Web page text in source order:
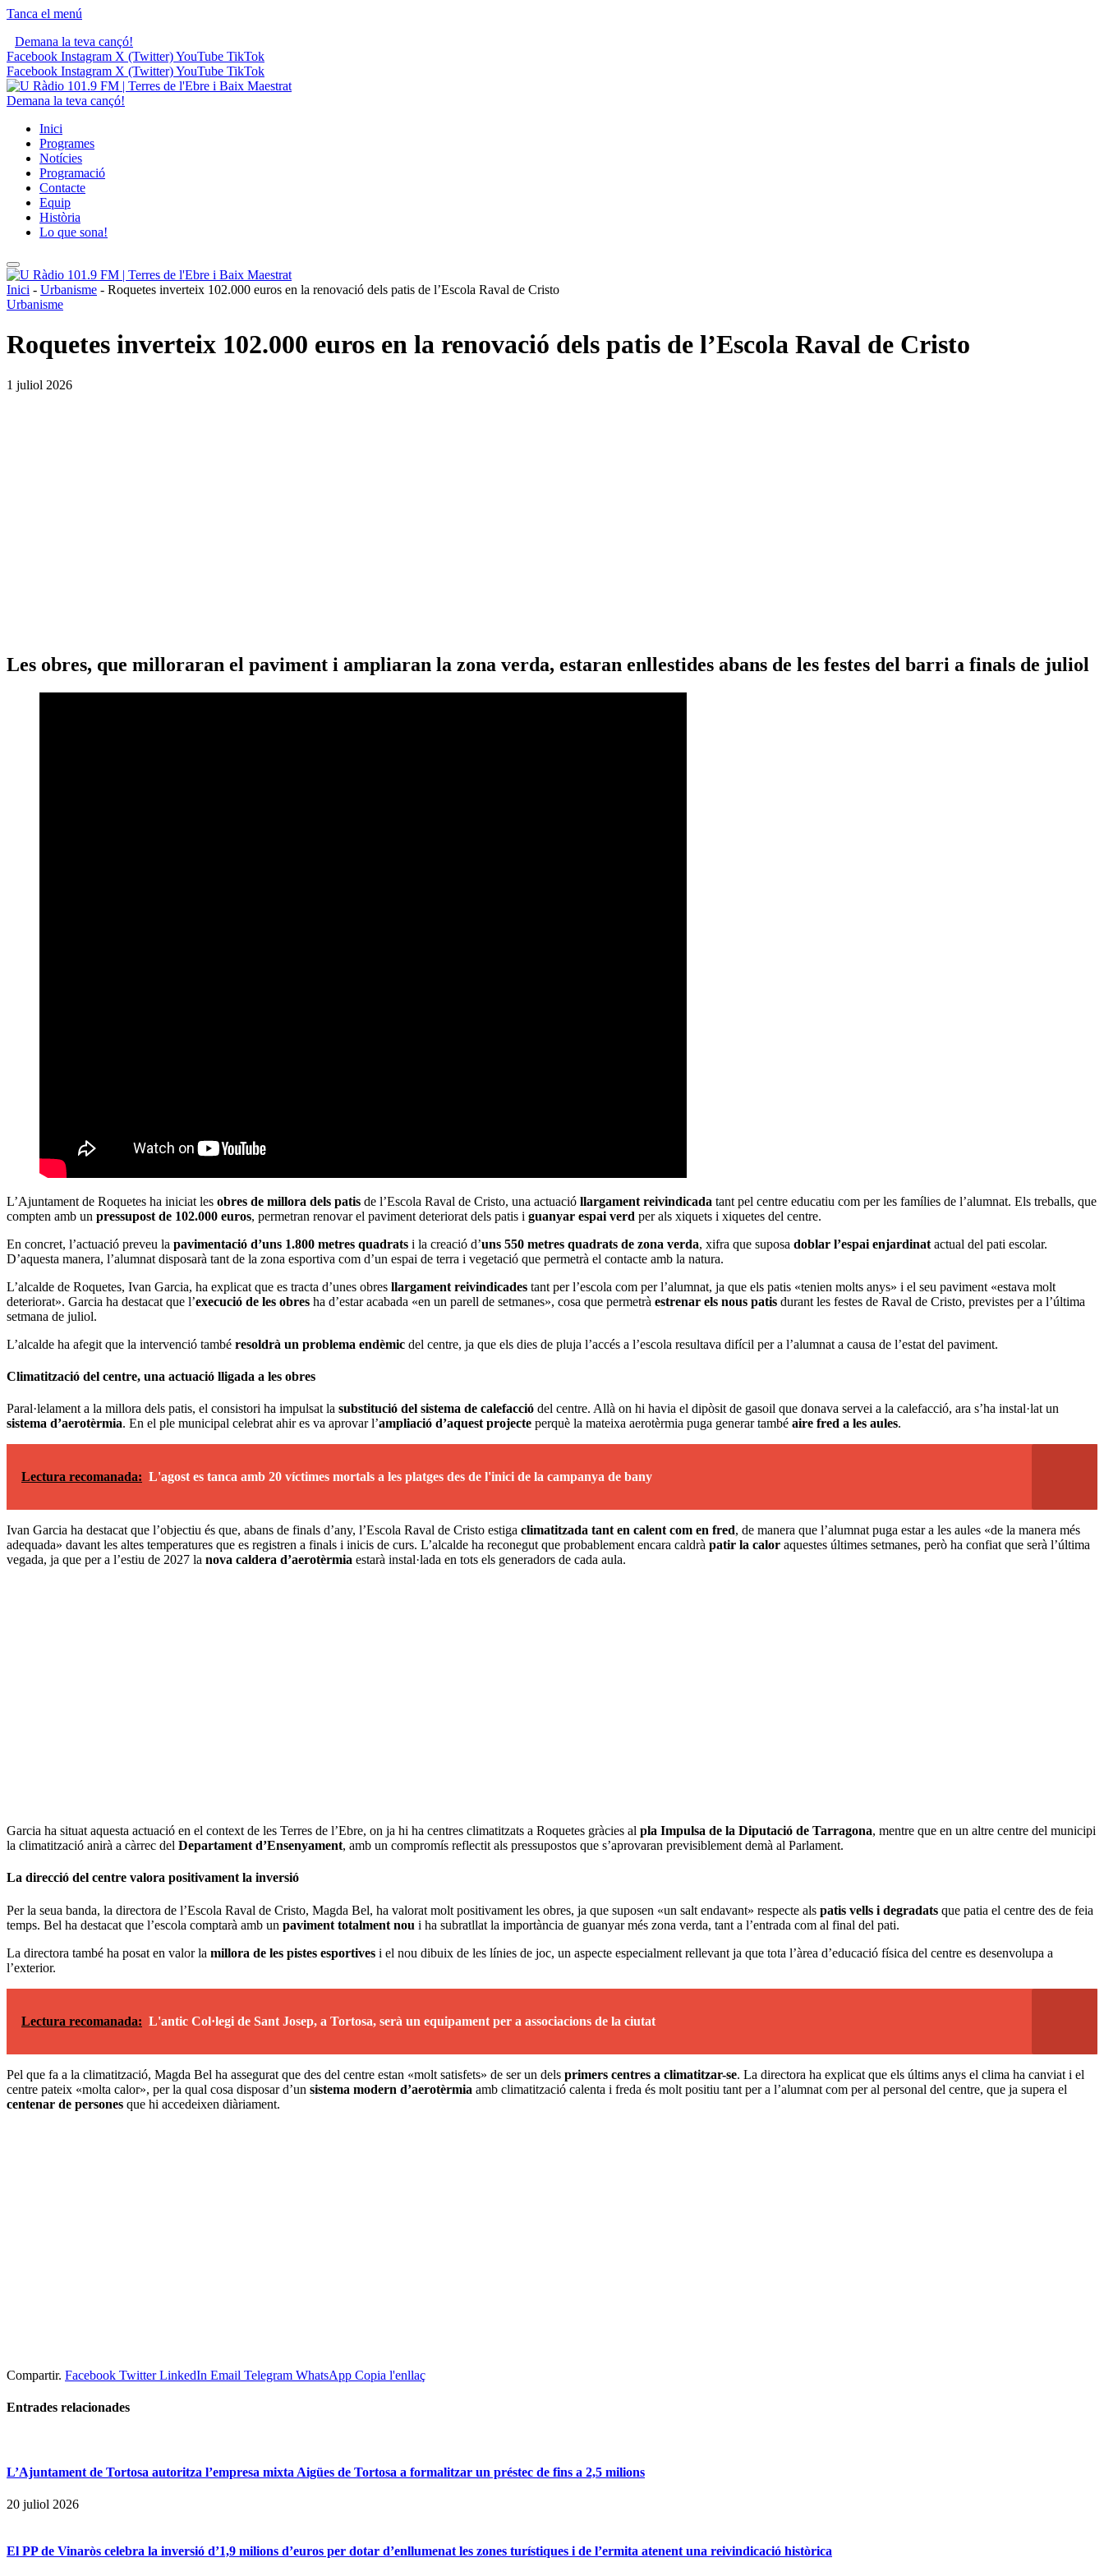
Tanca el menú
Demana la teva cançó!
Facebook Instagram X (Twitter)YouTube TikTok
Facebook Instagram X (Twitter)YouTube TikTok
Demana la teva cançó!
Inici
Programes
Notícies
Programació
Contacte
Equip
Història
Lo que sona!
Inici - Urbanisme - Roquetes inverteix 102.000 euros en la renovació dels patis de l’Escola Raval de Cristo
Urbanisme
Roquetes inverteix 102.000 euros en la renovació dels patis de l’Escola Raval de Cristo
1 juliol 2026
Les obres, que milloraran el paviment i ampliaran la zona verda, estaran enllestides abans de les festes del barri a finals de juliol
L’Ajuntament de Roquetes ha iniciat les obres de millora dels patis de l’Escola Raval de Cristo, una actuació llargament reivindicada tant pel centre educatiu com per les famílies de l’alumnat. Els treballs, que
compten amb un pressupost de 102.000 euros, permetran renovar el paviment deteriorat dels patis i guanyar espai verd per als xiquets i xiquetes del centre.
En concret, l’actuació preveu la pavimentació d’uns 1.800 metres quadrats i la creació d’uns 550 metres quadrats de zona verda, xifra que suposa doblar l’espai enjardinat actual del pati escolar.
D’aquesta manera, l’alumnat disposarà tant de la zona esportiva com d’un espai de terra i vegetació que permetrà el contacte amb la natura.
L’alcalde de Roquetes, Ivan Garcia, ha explicat que es tracta d’unes obres llargament reivindicades tant per l’escola com per l’alumnat, ja que els patis «tenien molts anys» i el seu paviment «estava molt
deteriorat». Garcia ha destacat que l’execució de les obres ha d’estar acabada «en un parell de setmanes», cosa que permetrà estrenar els nous patis durant les festes de Raval de Cristo, previstes per a l’última
setmana de juliol.
L’alcalde ha afegit que la intervenció també resoldrà un problema endèmic del centre, ja que els dies de pluja l’accés a l’escola resultava difícil per a l’alumnat a causa de l’estat del paviment.
Climatització del centre, una actuació lligada a les obres
Paral·lelament a la millora dels patis, el consistori ha impulsat la substitució del sistema de calefacció del centre. Allà on hi havia el dipòsit de gasoil que donava servei a la calefacció, ara s’ha instal·lat un
sistema d’aerotèrmia. En el ple municipal celebrat ahir es va aprovar l’ampliació d’aquest projecte perquè la mateixa aerotèrmia puga generar també aire fred a les aules.
Lectura recomanada: L'agost es tanca amb 20 víctimes mortals a les platges des de l'inici de la campanya de bany
Ivan Garcia ha destacat que l’objectiu és que, abans de finals d’any, l’Escola Raval de Cristo estiga climatitzada tant en calent com en fred, de manera que l’alumnat puga estar a les aules «de la manera més
adequada» davant les altes temperatures que es registren a finals i inicis de curs. L’alcalde ha reconegut que probablement encara caldrà patir la calor aquestes últimes setmanes, però ha confiat que serà l’última
vegada, ja que per a l’estiu de 2027 la nova caldera d’aerotèrmia estarà instal·lada en tots els generadors de cada aula.
Garcia ha situat aquesta actuació en el context de les Terres de l’Ebre, on ja hi ha centres climatitzats a Roquetes gràcies al pla Impulsa de la Diputació de Tarragona, mentre que en un altre centre del municipi
la climatització anirà a càrrec del Departament d’Ensenyament, amb un compromís reflectit als pressupostos que s’aprovaran previsiblement demà al Parlament.
La direcció del centre valora positivament la inversió
Per la seua banda, la directora de l’Escola Raval de Cristo, Magda Bel, ha valorat molt positivament les obres, ja que suposen «un salt endavant» respecte als patis vells i degradats que patia el centre des de feia
temps. Bel ha destacat que l’escola comptarà amb un paviment totalment nou i ha subratllat la importància de guanyar més zona verda, tant a l’entrada com al final del pati.
La directora també ha posat en valor la millora de les pistes esportives i el nou dibuix de les línies de joc, un aspecte especialment rellevant ja que tota l’àrea d’educació física del centre es desenvolupa a
l’exterior.
Lectura recomanada: L'antic Col·legi de Sant Josep, a Tortosa, serà un equipament per a associacions de la ciutat
Pel que fa a la climatització, Magda Bel ha assegurat que des del centre estan «molt satisfets» de ser un dels primers centres a climatitzar-se. La directora ha explicat que els últims anys el clima ha canviat i el
centre pateix «molta calor», per la qual cosa disposar d’un sistema modern d’aerotèrmia amb climatització calenta i freda és molt positiu tant per a l’alumnat com per al personal del centre, que ja supera el
centenar de persones que hi accedeixen diàriament.
Compartir. Facebook Twitter LinkedIn Email Telegram WhatsApp Copia l'enllaç
Entrades relacionades
L’Ajuntament de Tortosa autoritza l’empresa mixta Aigües de Tortosa a formalitzar un préstec de fins a 2,5 milions
20 juliol 2026
El PP de Vinaròs celebra la inversió d’1,9 milions d’euros per dotar d’enllumenat les zones turístiques i de l’ermita atenent una reivindicació històrica